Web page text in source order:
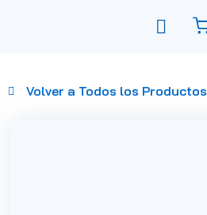
Volver a Todos los Productos